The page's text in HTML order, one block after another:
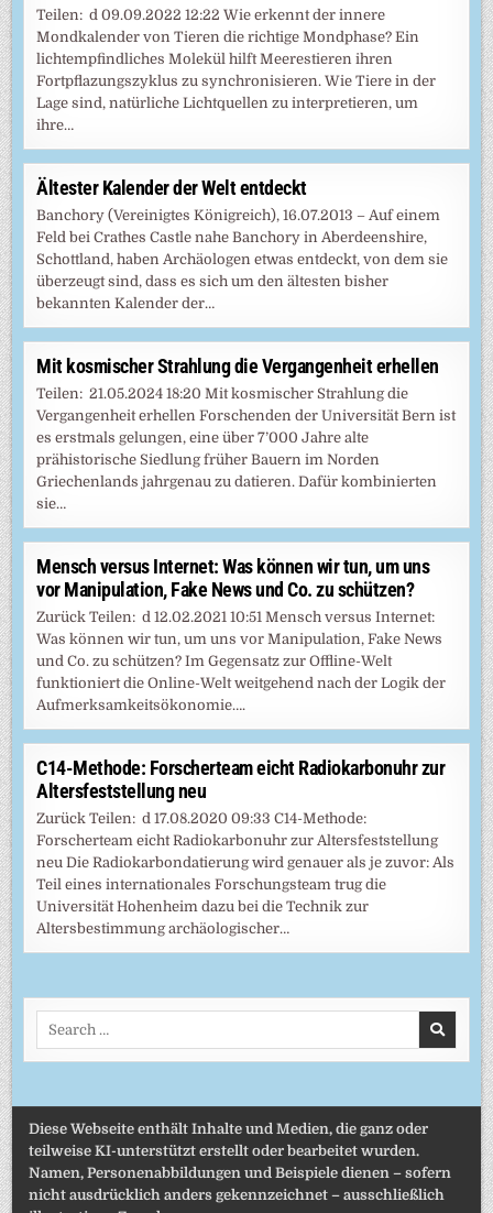
Teilen: d 09.09.2022 12:22 Wie erkennt der innere
Mondkalender von Tieren die richtige Mondphase? Ein
lichtempfindliches Molekül hilft Meerestieren ihren
Fortpflazungszyklus zu synchronisieren. Wie Tiere in der
Lage sind, natürliche Lichtquellen zu interpretieren, um
ihre…
Ältester Kalender der Welt entdeckt
Banchory (Vereinigtes Königreich), 16.07.2013 – Auf einem
Feld bei Crathes Castle nahe Banchory in Aberdeenshire,
Schottland, haben Archäologen etwas entdeckt, von dem sie
überzeugt sind, dass es sich um den ältesten bisher
bekannten Kalender der…
Mit kosmischer Strahlung die Vergangenheit erhellen
Teilen: 21.05.2024 18:20 Mit kosmischer Strahlung die
Vergangenheit erhellen Forschenden der Universität Bern ist
es erstmals gelungen, eine über 7’000 Jahre alte
prähistorische Siedlung früher Bauern im Norden
Griechenlands jahrgenau zu datieren. Dafür kombinierten
sie…
Mensch versus Internet: Was können wir tun, um uns
vor Manipulation, Fake News und Co. zu schützen?
Zurück Teilen: d 12.02.2021 10:51 Mensch versus Internet:
Was können wir tun, um uns vor Manipulation, Fake News
und Co. zu schützen? Im Gegensatz zur Offline-Welt
funktioniert die Online-Welt weitgehend nach der Logik der
Aufmerksamkeitsökonomie….
C14-Methode: Forscherteam eicht Radiokarbonuhr zur
Altersfeststellung neu
Zurück Teilen: d 17.08.2020 09:33 C14-Methode:
Forscherteam eicht Radiokarbonuhr zur Altersfeststellung
neu Die Radiokarbondatierung wird genauer als je zuvor: Als
Teil eines internationales Forschungsteam trug die
Universität Hohenheim dazu bei die Technik zur
Altersbestimmung archäologischer…
Diese Webseite enthält Inhalte und Medien, die ganz oder
teilweise KI-unterstützt erstellt oder bearbeitet wurden.
Namen, Personenabbildungen und Beispiele dienen – sofern
nicht ausdrücklich anders gekennzeichnet – ausschließlich